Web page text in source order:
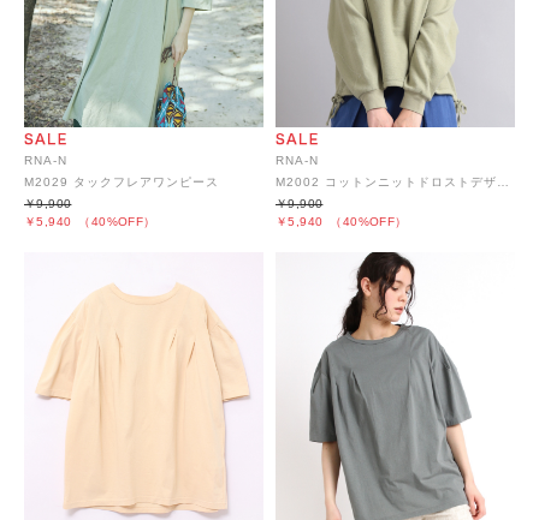
RNA-N
M2029 タックフレアワンピース
￥5,940 （40%OFF）
￥9,900
RNA-N
M2002 コットンニットドロストデザインプルオーバー
￥5,940 （40%OFF）
￥9,900